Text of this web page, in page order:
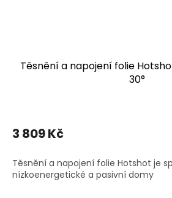
Těsnění a napojení folie
30°
3 809 Kč
Těsnění a napojení folie Hotshot je
nízkoenergetické a pasivní domy